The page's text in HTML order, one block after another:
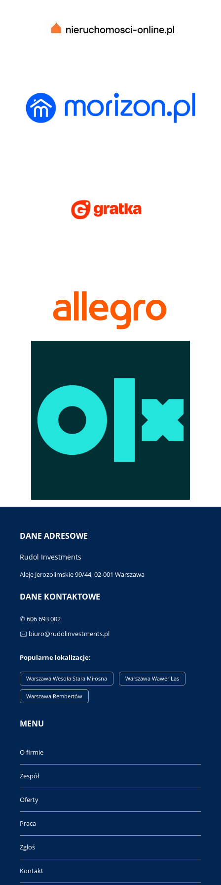
DANE ADRESOWE
Rudol Investments
Aleje Jerozolimskie 99/44, 02-001 Warszawa
DANE KONTAKTOWE
✆ 606 693 002
🖂 biuro@rudolinvestments.pl
Popularne lokalizacje:
Warszawa Wesoła Stara Miłosna Warszawa Wawer Las
Warszawa Rembertów
MENU
O firmie
Zespół
Oferty
Praca
Zgłoś
Kontakt